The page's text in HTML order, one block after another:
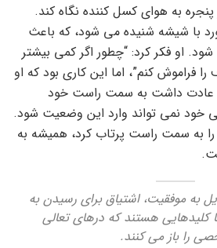
به هوای کسل کننده نگاه کند.
با شیشه شنیده می شود، که باعث
او فکر کرد: “چطور اگر کمی بیشتر
فراموش کنم”، اما این کاری بود که او
عادت داشت به سمت راست خود
خود نمی تواند وارد این وضعیت شود.
به سمت راست پرتاب کرد، همیشه به
به موفقیت، اشتیاق برای رسیدن به
کلیدهایی هستند که درهای تعالی
را باز می کنند.